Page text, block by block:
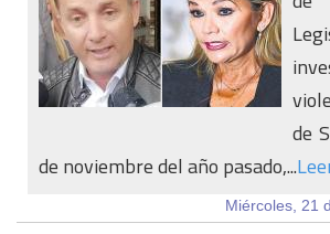
de
de noviembre del año pasado,...
Miércoles, 21